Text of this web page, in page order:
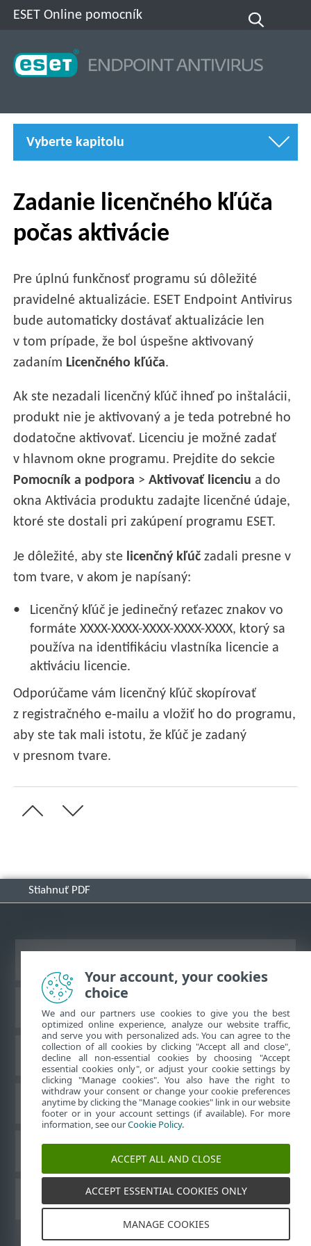
ESET Online pomocník
Vyberte kapitolu
Zadanie licenčného kľúča
počas aktivácie
Pre úplnú funkčnosť programu sú dôležité
pravidelné aktualizácie. ESET Endpoint Antivirus
bude automaticky dostávať aktualizácie len
v tom prípade, že bol úspešne aktivovaný
zadaním Licenčného kľúča.
Ak ste nezadali licenčný kľúč ihneď po inštalácii,
produkt nie je aktivovaný a je teda potrebné ho
dodatočne aktivovať. Licenciu je možné zadať
v hlavnom okne programu. Prejdite do sekcie
Pomocník a podpora >Aktivovať licenciu a do
okna Aktivácia produktu zadajte licenčné údaje,
ktoré ste dostali pri zakúpení programu ESET.
Je dôležité, aby ste licenčný kľúč zadali presne v
tom tvare, v akom je napísaný:
Licenčný kľúč je jedinečný reťazec znakov vo
formáte XXXX-XXXX-XXXX-XXXX-XXXX, ktorý sa
používa na identifikáciu vlastníka licencie a
aktiváciu licencie.
Odporúčame vám licenčný kľúč skopírovať
z registračného e‑mailu a vložiť ho do programu,
aby ste tak mali istotu, že kľúč je zadaný
v presnom tvare.
Stiahnuť PDF
Databáza znalostí ESET
ESET Fórum
Technická podpora
Používateľské príručky ESET
1992-2026ESET, spol. s r. o. Všetky práva vyhradené.
Your account, your cookies
choice
We and our partners use cookies to give you the best
optimized online experience, analyze our website traffic,
and serve you with personalized ads. You can agree to the
collection of all cookies by clicking "Accept all and close",
decline all non-essential cookies by choosing "Accept
essential cookies only", or adjust your cookie settings by
clicking "Manage cookies". You also have the right to
withdraw your consent or change your cookie preferences
anytime by clicking the "Manage cookies" link in our website
footer or in your account settings (if available). For more
information, see ourCookie Policy.
ACCEPT ALL AND CLOSE
ACCEPT ESSENTIAL COOKIES ONLY
MANAGE COOKIES